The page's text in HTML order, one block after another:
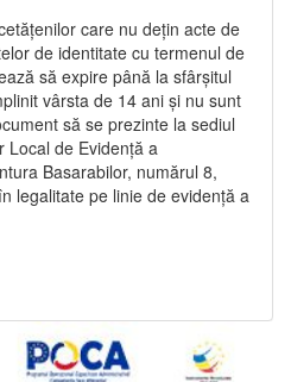
care nu dețin acte de
de identitate cu termenul de
să expire până la sfârșitul
vârsta de 14 ani și nu sunt
să se prezinte la sediul
Local de Evidență a
Basarabilor, numărul 8,
legalitate pe linie de evidență a